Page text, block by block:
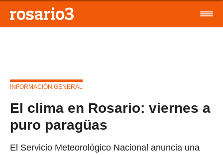
INFORMACIÓN GENERAL
El clima en Rosario: viernes a
puro paragüas
El Servicio Meteorológico Nacional anuncia una